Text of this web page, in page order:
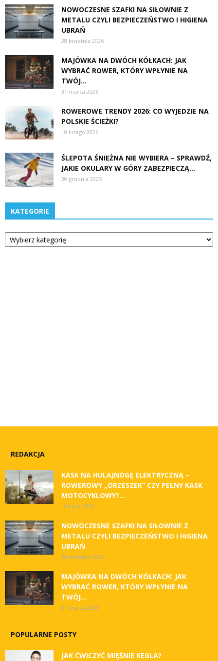
NOWOCZESNE SZAFKI NA SIŁOWNIE Z
METALU CZYLI BEZPIECZEŃSTWO I HIGIENA
UBRAŃ
28 kwietnia 2026
MAJÓWKA NA DWÓCH KÓŁKACH: JAK
WYBRAĆ ROWER, KTÓRY WPŁYNIE NA
TWÓJ...
31 marca 2026
ROWEROWE TRENDY 2026: CO WYJEDZIE NA
POLSKIE ŚCIEŻKI?
10 lutego 2026
ŚLEPOTA ŚNIEŻNA NIE WYBIERA – SPRAWDŹ,
JAKIE OKULARY W GÓRY ZABEZPIECZĄ...
30 grudnia 2025
KATEGORIE
Kategorie
REDAKCJA
KASK NA HULAJNOGĘ ELEKTRYCZNĄ –
ROWEROWY „ORZESZEK” CZY PEŁNY KASK
MOTOCYKLOWY?...
10 lipca 2026
NOWOCZESNE SZAFKI NA SIŁOWNIE Z
METALU CZYLI BEZPIECZEŃSTWO I HIGIENA
UBRAŃ
28 kwietnia 2026
MAJÓWKA NA DWÓCH KÓŁKACH: JAK
WYBRAĆ ROWER, KTÓRY WPŁYNIE NA
TWÓJ...
31 marca 2026
POPULARNE POSTY
JAK ĆWICZYĆ MIĘŚNIE KEGLA?